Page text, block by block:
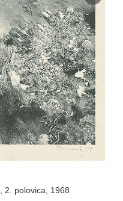
2. polovica, 1968